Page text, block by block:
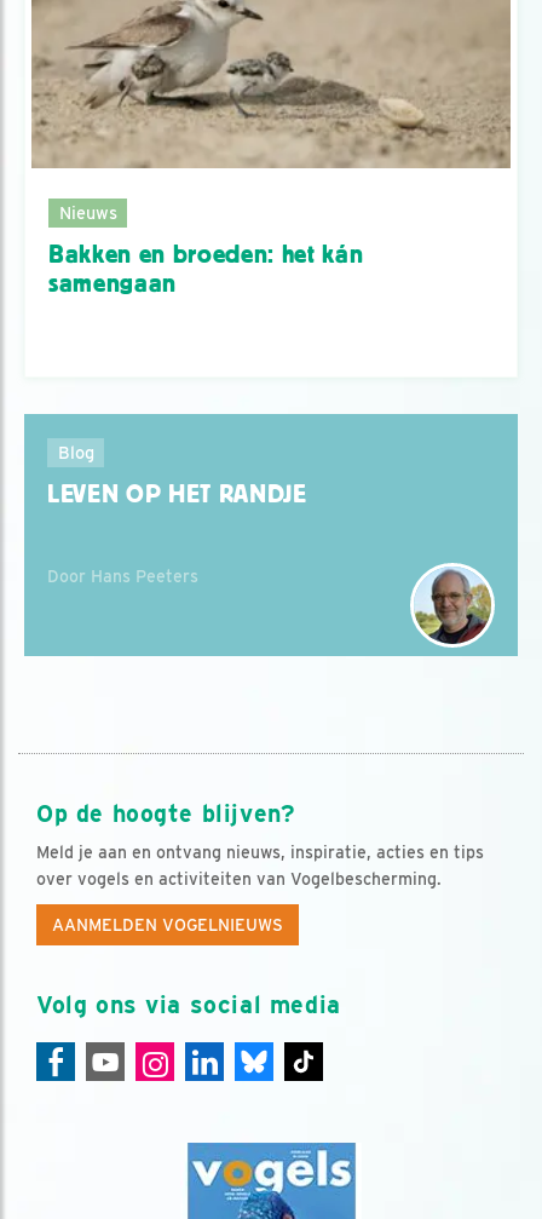
Nieuws
Bakken en broeden: het kán
samengaan
Blog
LEVEN OP HET RANDJE
Door Hans Peeters
Op de hoogte blijven?
Meld je aan en ontvang nieuws, inspiratie, acties en tips
over vogels en activiteiten van Vogelbescherming.
AANMELDEN VOGELNIEUWS
Volg ons via social media